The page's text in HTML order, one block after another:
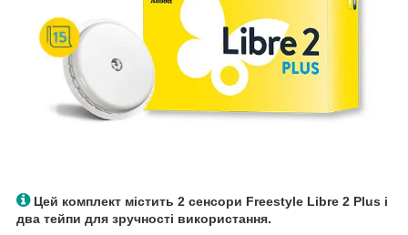
Цей комплект містить 2 сенсори Freestyle Libre 2 Plus і
два тейпи для зручності використання.